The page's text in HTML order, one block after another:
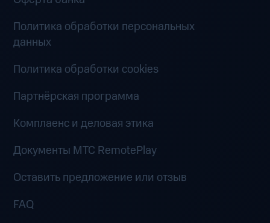
Политика обработки персональных
данных
Политика обработки cookies
Партнёрская программа
Комплаенс и деловая этика
Документы MTC RemotePlay
Оставить предложение или отзыв
FAQ